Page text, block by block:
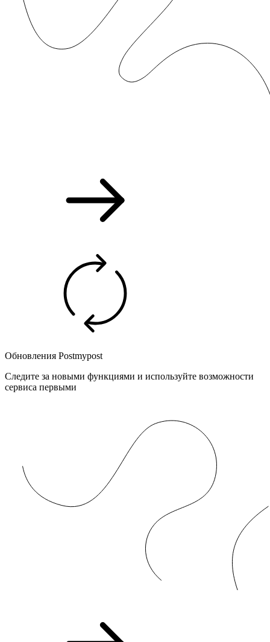
Обновления Postmypost
Следите за новыми функциями и используйте возможности
сервиса первыми